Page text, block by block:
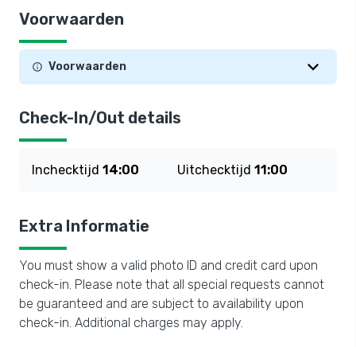
Voorwaarden
Voorwaarden
Check-In/Out details
Inchecktijd 14:00 Uitchecktijd 11:00
Extra Informatie
You must show a valid photo ID and credit card upon
check-in. Please note that all special requests cannot
be guaranteed and are subject to availability upon
check-in. Additional charges may apply.